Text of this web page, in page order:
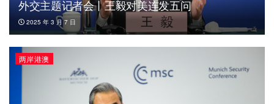
外交主题记者会丨王毅对美连发五问
2025 年 3 月 7 日
两岸港澳